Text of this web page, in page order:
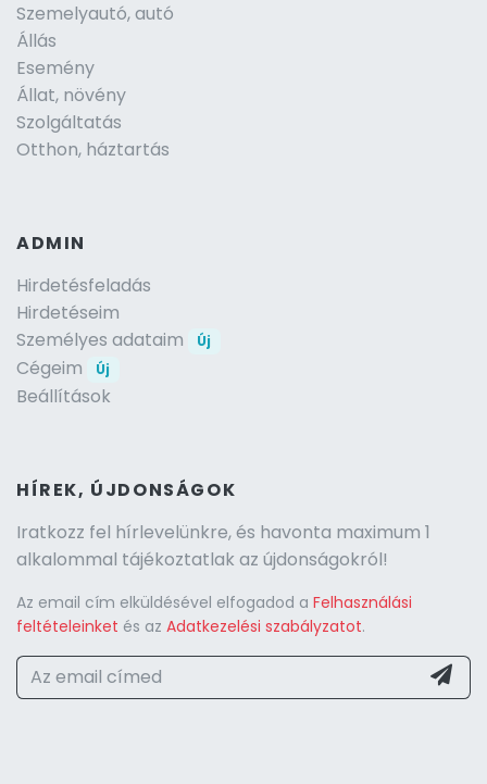
Szemelyautó, autó
Állás
Esemény
Állat, növény
Szolgáltatás
Otthon, háztartás
ADMIN
Hirdetésfeladás
Hirdetéseim
Személyes adataim
Új
Cégeim Új
Beállítások
HÍREK, ÚJDONSÁGOK
Iratkozz fel hírlevelünkre, és havonta maximum 1
alkalommal tájékoztatlak az újdonságokról!
Az email cím elküldésével elfogadod a Felhasználási
feltételeinket és az Adatkezelési szabályzatot.